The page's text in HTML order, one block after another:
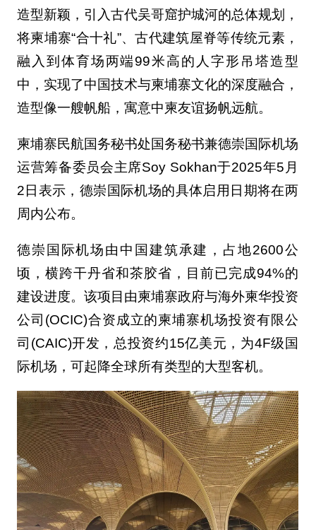
造型新颖，引入古代吴哥窟护城河的总体规划，
将柬埔寨“合十礼”、古代建筑屋脊等传统元素，
融入到体育场两端99米高的人字形吊塔造型
中，实现了中国技术与柬埔寨文化的深度融合，
造型像一艘帆船，寓意中柬友谊扬帆远航。
柬埔寨民航国务秘书处国务秘书兼德崇国际机场
运营筹备委员会主席Soy Sokhan于2025年5月
2日表示，德崇国际机场的具体启用日期将在两
周内公布。
德崇国际机场由中国建筑承建，占地2600公
顷，横跨干丹省和茶胶省，目前已完成94%的
建设进度。该项目由柬埔寨政府与海外柬华投资
公司(OCIC)合资成立的柬埔寨机场投资有限公
司(CAIC)开发，总投资约15亿美元，为4F级国
际机场，可起降全球所有类型的大型客机。